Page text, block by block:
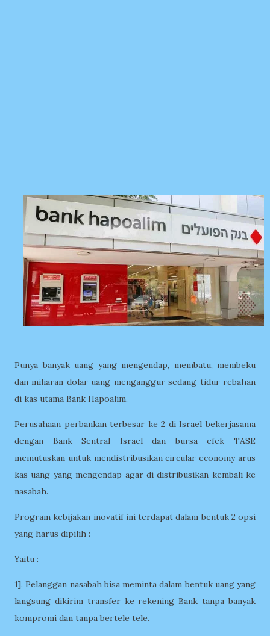
Punya banyak uang yang mengendap, membatu, membeku
dan miliaran dolar uang menganggur sedang tidur rebahan
di kas utama Bank Hapoalim.
Perusahaan perbankan terbesar ke 2 di Israel bekerjasama
dengan Bank Sentral Israel dan bursa efek TASE
memutuskan untuk mendistribusikan circular economy arus
kas uang yang mengendap agar di distribusikan kembali ke
nasabah.
Program kebijakan inovatif ini terdapat dalam bentuk 2 opsi
yang harus dipilih :
Yaitu :
1]. Pelanggan nasabah bisa meminta dalam bentuk uang yang
langsung dikirim transfer ke rekening Bank tanpa banyak
kompromi dan tanpa bertele tele.